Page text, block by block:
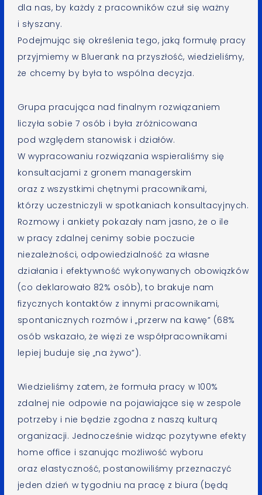
dla nas, by każdy z pracowników czuł się ważny
i słyszany.
Podejmując się określenia tego, jaką formułę pracy
przyjmiemy w Bluerank na przyszłość, wiedzieliśmy,
że chcemy by była to wspólna decyzja.
Grupa pracująca nad finalnym rozwiązaniem
liczyła sobie 7 osób i była zróżnicowana
pod względem stanowisk i działów.
W wypracowaniu rozwiązania wspieraliśmy się
konsultacjami z gronem managerskim
oraz z wszystkimi chętnymi pracownikami,
którzy uczestniczyli w spotkaniach konsultacyjnych.
Rozmowy i ankiety pokazały nam jasno, że o ile
w pracy zdalnej cenimy sobie poczucie
niezależności, odpowiedzialność za własne
działania i efektywność wykonywanych obowiązków
(co deklarowało 82% osób), to brakuje nam
fizycznych kontaktów z innymi pracownikami,
spontanicznych rozmów i „przerw na kawę” (68%
osób wskazało, że więzi ze współpracownikami
lepiej buduje się „na żywo”).
Wiedzieliśmy zatem, że formuła pracy w 100%
zdalnej nie odpowie na pojawiające się w zespole
potrzeby i nie będzie zgodna z naszą kulturą
organizacji. Jednocześnie widząc pozytywne efekty
home office i szanując możliwość wyboru
oraz elastyczność, postanowiliśmy przeznaczyć
jeden dzień w tygodniu na pracę z biura (będą